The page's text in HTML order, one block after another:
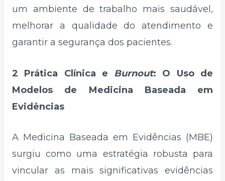
um ambiente de trabalho mais saudável,
melhorar a qualidade do atendimento e
garantir a segurança dos pacientes.
2 Prática Clínica e Burnout: O Uso de
Modelos de Medicina Baseada em
Evidências
A Medicina Baseada em Evidências (MBE)
surgiu como uma estratégia robusta para
vincular as mais significativas evidências